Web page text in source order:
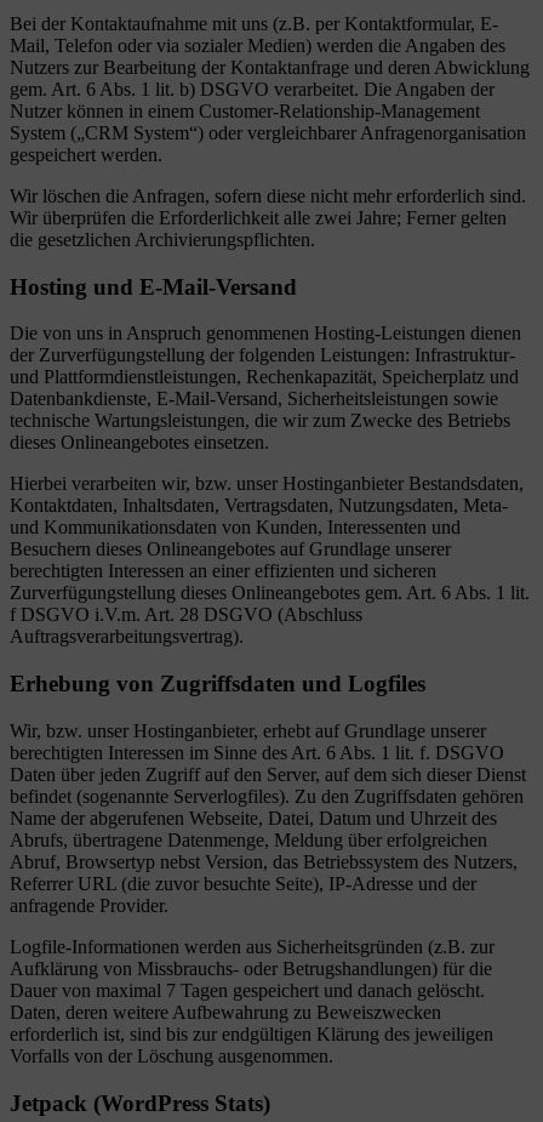
Bei der Kontaktaufnahme mit uns (z.B. per Kontaktformular, E-
Mail, Telefon oder via sozialer Medien) werden die Angaben des
Nutzers zur Bearbeitung der Kontaktanfrage und deren Abwicklung
gem. Art. 6 Abs. 1 lit. b) DSGVO verarbeitet. Die Angaben der
Nutzer können in einem Customer-Relationship-Management
System („CRM System“) oder vergleichbarer Anfragenorganisation
gespeichert werden.
Wir löschen die Anfragen, sofern diese nicht mehr erforderlich sind.
Wir überprüfen die Erforderlichkeit alle zwei Jahre; Ferner gelten
die gesetzlichen Archivierungspflichten.
Hosting und E-Mail-Versand
Die von uns in Anspruch genommenen Hosting-Leistungen dienen
der Zurverfügungstellung der folgenden Leistungen: Infrastruktur-
und Plattformdienstleistungen, Rechenkapazität, Speicherplatz und
Datenbankdienste, E-Mail-Versand, Sicherheitsleistungen sowie
technische Wartungsleistungen, die wir zum Zwecke des Betriebs
dieses Onlineangebotes einsetzen.
Hierbei verarbeiten wir, bzw. unser Hostinganbieter Bestandsdaten,
Kontaktdaten, Inhaltsdaten, Vertragsdaten, Nutzungsdaten, Meta-
und Kommunikationsdaten von Kunden, Interessenten und
Besuchern dieses Onlineangebotes auf Grundlage unserer
berechtigten Interessen an einer effizienten und sicheren
Zurverfügungstellung dieses Onlineangebotes gem. Art. 6 Abs. 1 lit.
f DSGVO i.V.m. Art. 28 DSGVO (Abschluss
Auftragsverarbeitungsvertrag).
Erhebung von Zugriffsdaten und Logfiles
Wir, bzw. unser Hostinganbieter, erhebt auf Grundlage unserer
berechtigten Interessen im Sinne des Art. 6 Abs. 1 lit. f. DSGVO
Daten über jeden Zugriff auf den Server, auf dem sich dieser Dienst
befindet (sogenannte Serverlogfiles). Zu den Zugriffsdaten gehören
Name der abgerufenen Webseite, Datei, Datum und Uhrzeit des
Abrufs, übertragene Datenmenge, Meldung über erfolgreichen
Abruf, Browsertyp nebst Version, das Betriebssystem des Nutzers,
Referrer URL (die zuvor besuchte Seite), IP-Adresse und der
anfragende Provider.
Logfile-Informationen werden aus Sicherheitsgründen (z.B. zur
Aufklärung von Missbrauchs- oder Betrugshandlungen) für die
Dauer von maximal 7 Tagen gespeichert und danach gelöscht.
Daten, deren weitere Aufbewahrung zu Beweiszwecken
erforderlich ist, sind bis zur endgültigen Klärung des jeweiligen
Vorfalls von der Löschung ausgenommen.
Jetpack (WordPress Stats)